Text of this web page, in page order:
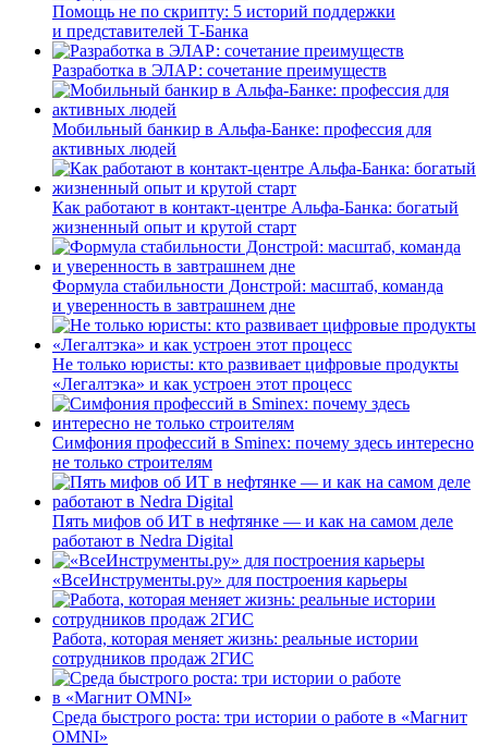
Помощь не по скрипту: 5 историй поддержки
и представителей Т-Банка
Разработка в ЭЛАР: сочетание преимуществ
Мобильный банкир в Альфа-Банке: профессия для
активных людей
Как работают в контакт-центре Альфа-Банка: богатый
жизненный опыт и крутой старт
Формула стабильности Донстрой: масштаб, команда
и уверенность в завтрашнем дне
Не только юристы: кто развивает цифровые продукты
«Легалтэка» и как устроен этот процесс
Симфония профессий в Sminex: почему здесь интересно
не только строителям
Пять мифов об ИТ в нефтянке — и как на самом деле
работают в Nedra Digital
«ВсеИнструменты.ру» для построения карьеры
Работа, которая меняет жизнь: реальные истории
сотрудников продаж 2ГИС
Среда быстрого роста: три истории о работе в «Магнит
OMNI»